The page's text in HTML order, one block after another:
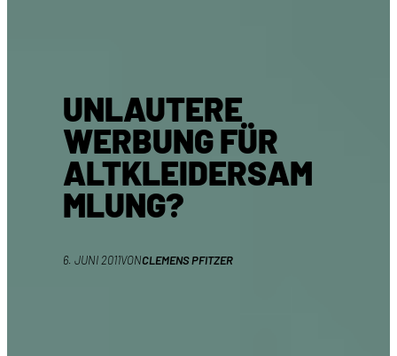
UNLAUTERE
WERBUNG FÜR
ALTKLEIDERSAM
MLUNG?
6. JUNI 2011VONCLEMENS PFITZER